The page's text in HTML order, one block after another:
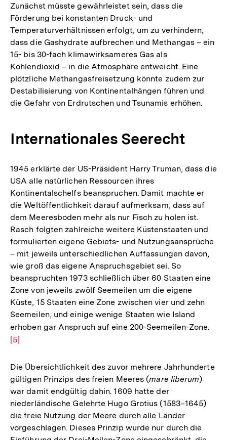
Zunächst müsste gewährleistet sein, dass die
Förderung bei konstanten Druck- und
Temperaturverhältnissen erfolgt, um zu verhindern,
dass die Gashydrate aufbrechen und Methangas – ein
15- bis 30-fach klimawirksameres Gas als
Kohlendioxid – in die Atmosphäre entweicht. Eine
plötzliche Methangasfreisetzung könnte zudem zur
Destabilisierung von Kontinentalhängen führen und
die Gefahr von Erdrutschen und Tsunamis erhöhen.
Internationales Seerecht
1945 erklärte der US-Präsident Harry Truman, dass die
USA alle natürlichen Ressourcen ihres
Kontinentalschelfs beanspruchen. Damit machte er
die Weltöffentlichkeit darauf aufmerksam, dass auf
dem Meeresboden mehr als nur Fisch zu holen ist.
Rasch folgten zahlreiche weitere Küstenstaaten und
formulierten eigene Gebiets- und Nutzungsansprüche
– mit jeweils unterschiedlichen Auffassungen davon,
wie groß das eigene Anspruchsgebiet sei. So
beanspruchten 1973 schließlich über 60 Staaten eine
Zone von jeweils zwölf Seemeilen um die eigene
Küste, 15 Staaten eine Zone zwischen vier und zehn
Seemeilen, und einige wenige Staaten wie Island
erhoben gar Anspruch auf eine 200-Seemeilen-Zone.
[5]
Die Übersichtlichkeit des zuvor mehrere Jahrhunderte
gültigen Prinzips des freien Meeres (mare liberum)
war damit endgültig dahin. 1609 hatte der
niederländische Gelehrte Hugo Grotius (1583–1645)
die freie Nutzung der Meere durch alle Länder
vorgeschlagen. Dieses Prinzip wurde nur durch die